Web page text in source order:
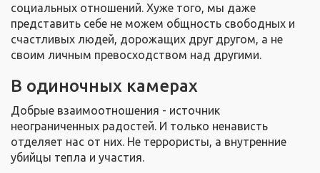
социальных отношений. Хуже того, мы даже
представить себе не можем общность свободных и
счастливых людей, дорожащих друг другом, а не
своим личным превосходством над другими.
В одиночных камерах
Добрые взаимоотношения - источник
неограниченных радостей. И только ненависть
отделяет нас от них. Не террористы, а внутренние
убийцы тепла и участия.